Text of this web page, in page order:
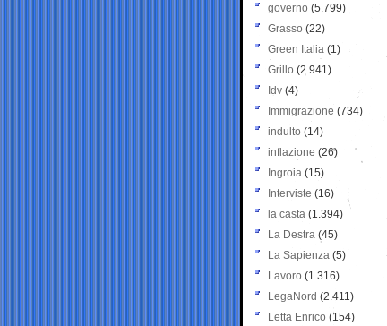
governo (5.799)
Grasso (22)
Green Italia (1)
Grillo (2.941)
Idv (4)
Immigrazione (734)
indulto (14)
inflazione (26)
Ingroia (15)
Interviste (16)
la casta (1.394)
La Destra (45)
La Sapienza (5)
Lavoro (1.316)
LegaNord (2.411)
Letta Enrico (154)